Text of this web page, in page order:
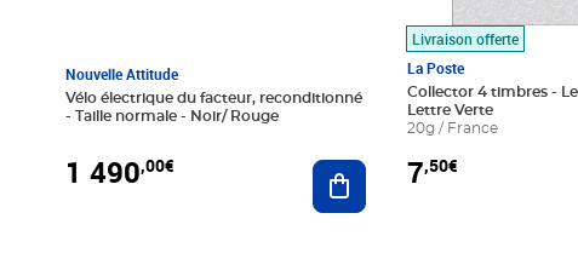
Nouvelle Attitude
Vélo électrique du facteur, reconditionné
- Taille normale - Noir/ Rouge
1 490,00€ Ajouter au panier
Livraison offerte
La Poste
Collector 4 timbres -
Lettre Verte
20g / France
7,50€